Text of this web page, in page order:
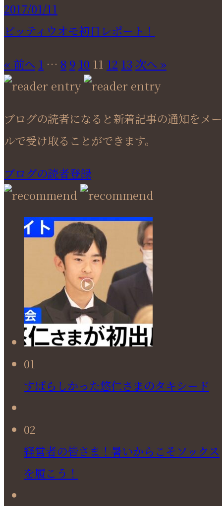
2017/01/11
ピッティウオモ初日レポート！
« 前へ 1 … 8 9 10 11 12 13 次へ »
ブログの読者になると新着記事の通知をメー
ルで受け取ることができます。
ブログの読者登録
01
すばらしかった悠仁さまのタキシード
02
経営者の皆さま！暑いからこそソックス
を履こう！